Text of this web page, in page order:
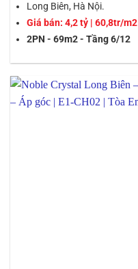
Long Biên, Hà Nội.
Giá bán: 4,2 tỷ | 60,8tr/m2
2PN - 69m2 - Tầng 6/12